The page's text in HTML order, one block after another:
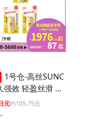
1号仓-高丝SUNC
强效 轻盈丝滑 防
PA++++ 50
阻隔紫外线 持
元约105.75元